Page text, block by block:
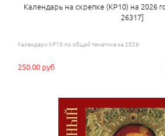
Календарь на скрепке (КР10) на 2026
26317]
Календари КР10 по общей тематике на 2026
250.00 руб